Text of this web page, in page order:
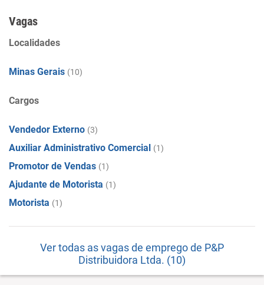
Vagas
Localidades
Minas Gerais (10)
Cargos
Vendedor Externo (3)
Auxiliar Administrativo Comercial (1)
Promotor de Vendas (1)
Ajudante de Motorista (1)
Motorista (1)
Ver todas as vagas de emprego de P&P
Distribuidora Ltda. (10)